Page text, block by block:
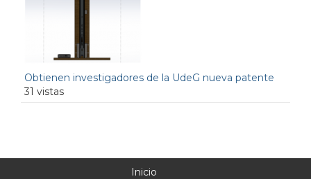
Obtienen investigadores de la UdeG nueva patente
31 vistas
Inicio